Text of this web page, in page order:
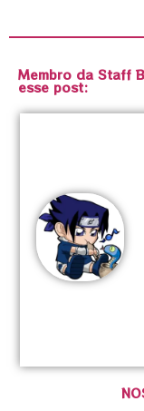
Membro da Staff
esse post: